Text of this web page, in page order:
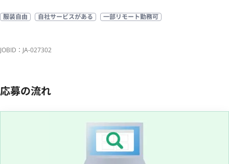
服装自由 自社サービスがある 一部リモート勤務可
JOBID：JA-027302
応募の流れ